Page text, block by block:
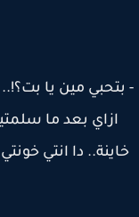
مين يا بت؟!..
ازاي بعد ما
دا انتي